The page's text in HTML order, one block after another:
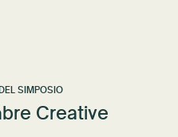
SIMPOSIO
Creative